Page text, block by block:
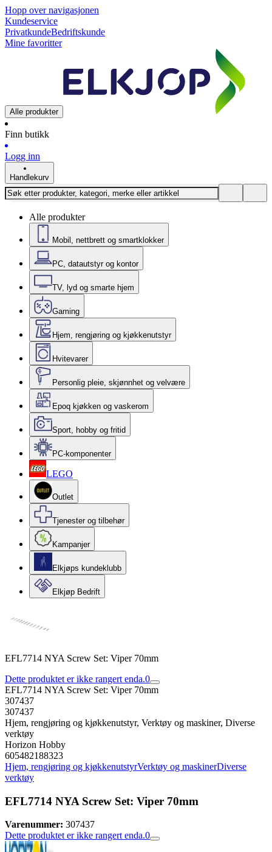
Hopp over navigasjonen
Kundeservice
PrivatkundeBedriftskunde
Mine favoritter
Alle produkter
Finn butikk
Logg inn
Handlekurv
Alle produkter
Mobil, nettbrett og smartklokker
PC, datautstyr og kontor
TV, lyd og smarte hjem
Gaming
Hjem, rengjøring og kjøkkenutstyr
Hvitevarer
Personlig pleie, skjønnhet og velvære
Epoq kjøkken og vaskerom
Sport, hobby og fritid
PC-komponenter
LEGO
Outlet
Tjenester og tilbehør
Kampanjer
Elkjøps kundeklubb
Elkjøp Bedrift
EFL7714 NYA Screw Set: Viper 70mm
Dette produktet er ikke rangert enda.0
EFL7714 NYA Screw Set: Viper 70mm
307437
307437
Hjem, rengjøring og kjøkkenutstyr, Verktøy og maskiner, Diverse
verktøy
Horizon Hobby
605482188323
Hjem, rengjøring og kjøkkenutstyrVerktøy og maskinerDiverse
verktøy
EFL7714 NYA Screw Set: Viper 70mm
Varenummer: 307437
Dette produktet er ikke rangert enda.0